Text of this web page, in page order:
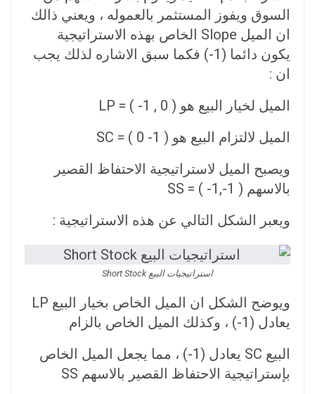
السوق ويفوز المستثمر بالعموله ، ويعني ذالك
ان الميل Slope الخاص بهذه الاستراتيجية
يكون دائما (1-) فكما سبق الاشاره لذلك يجب
ان :
الميل لخيار البيع هو ( 0 , 1- ) = LP
الميل لالتزام البيع هو ( 1- 0 ) = SC
ويصبح الميل لاستراتيجية الاحتفاظ القصير
بالاسهم ( 1-,1- ) = SS
ويعبر الشكل التالي عن هذه الاستراتيجية :
استراتيجيات البيع Short Stock
ويوضح الشكل ان الميل الخاص بخيار البيع LP
يعادل (1-) ، وكذلك الميل الخاص بالزام
البيع SC يعادل (1-) ، مما يجعل الميل الخاص
بإستراتيجية الاحتفاظ القصير بالاسهم SS